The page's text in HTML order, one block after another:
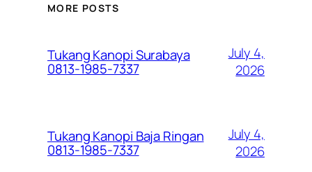
MORE POSTS
Tukang Kanopi Surabaya
0813-1985-7337
July 4,
2026
Tukang Kanopi Baja Ringan
0813-1985-7337
July 4,
2026